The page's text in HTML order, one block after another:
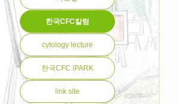
한국CFC칼럼
cytology lecture
한국CFC iPARK
link site